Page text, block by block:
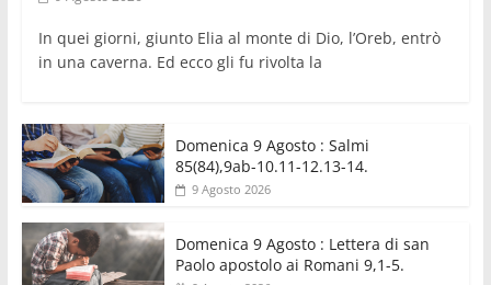
In quei giorni, giunto Elia al monte di Dio, l’Oreb, entrò
in una caverna. Ed ecco gli fu rivolta la
Domenica 9 Agosto : Salmi
85(84),9ab-10.11-12.13-14.
9 Agosto 2026
Domenica 9 Agosto : Lettera di san
Paolo apostolo ai Romani 9,1-5.